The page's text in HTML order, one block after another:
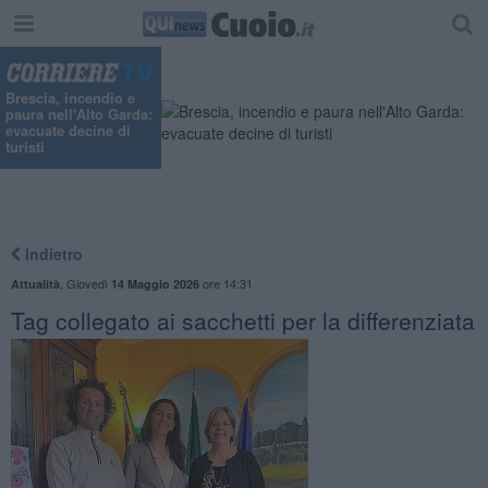
Brescia, incendio e
paura nell'Alto Garda:
evacuate decine di
turisti
Indietro
Attualità Giovedì 14 Maggio 2026ore 14:31
Tag collegato ai sacchetti per la differenziata